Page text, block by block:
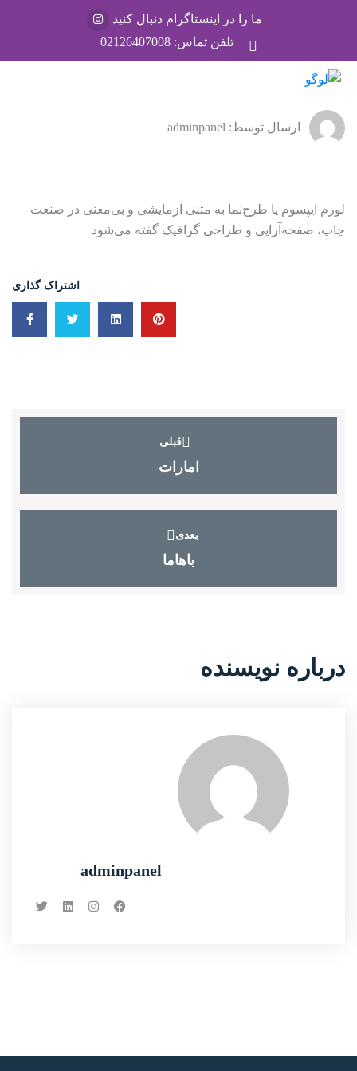
ما را در اینستاگرام دنبال کنید
تلفن تماس:02126407008
ارسال توسط: adminpanel
لورم ایپسوم یا طرح‌نما به متنی آزمایشی و بی‌معنی در صنعت
چاپ، صفحه‌آرایی و طراحی گرافیک گفته می‌شود
اشتراک گذاری
قبلی
امارات
بعدی
باهاما
درباره نویسنده
adminpanel